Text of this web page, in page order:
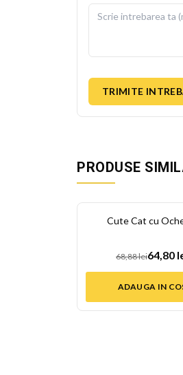
TRIMITE
PRODUSE
Cute Cat cu
68,88 lei64,80
ADAUGA IN